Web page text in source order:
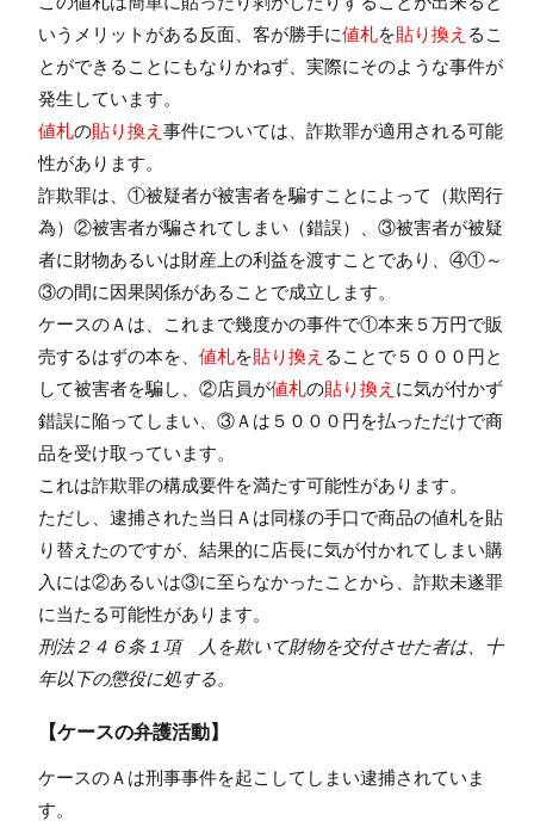
いうメリットがある反面、客が勝手に値札を貼り換え るこ
とができることにもなりかねず、実際にそのような事件が
発生しています。
値札の貼り換え 事件については、詐欺罪が適用される可能
性があります。
詐欺罪は、①被疑者が被害者を騙すことによって（欺罔行
為）②被害者が騙されてしまい（錯誤）、③被害者が被疑
者に財物あるいは財産上の利益を渡すことであり、④①～
③の間に因果関係があることで成立します。
ケースのＡは、これまで幾度かの事件で①本来５万円で販
売するはずの本を、 値札を貼り換え ることで５０００円と
して被害者を騙し、②店員が値札の貼り換え に気が付かず
錯誤に陥ってしまい、③Ａは５０００円を払っただけで商
品を受け取っています。
これは詐欺罪の構成要件を満たす可能性があります。
ただし、逮捕された当日Ａは同様の手口で商品の値札を貼
り替えたのですが、結果的に店長に気が付かれてしまい購
入には②あるいは③に至らなかったことから、詐欺未遂罪
に当たる可能性があります。
刑法２４６条１項 人を欺いて財物を交付させた者は、十
年以下の懲役に処する。
【ケースの弁護活動】
ケースのＡは刑事事件を起こしてしまい逮捕されていま
す。